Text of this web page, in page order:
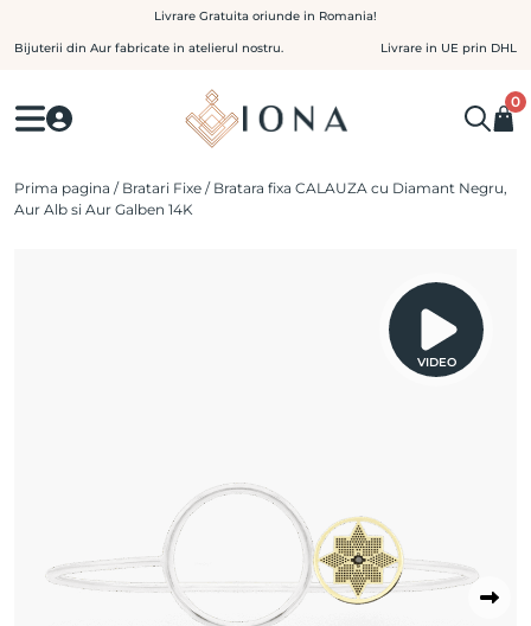
to
Livrare Gratuita oriunde in Romania!
Bijuterii din Aur fabricate in atelierul nostru. Livrare in UE prin DHL
0
Prima pagina / Bratari Fixe / Bratara fixa CALAUZA cu Diamant Negru,
Aur Alb si Aur Galben 14K
VIDEO